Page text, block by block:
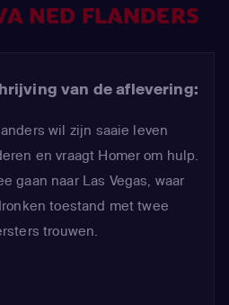
NED FLANDERS
van de aflevering:
wil zijn saaie leven
en vraagt Homer om hulp.
gaan naar Las Vegas, waar
toestand met twee
trouwen.